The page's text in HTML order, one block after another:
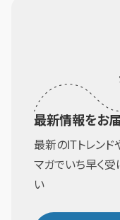
最新情報をお届
最新のITトレンド
マガでいち早く受
い